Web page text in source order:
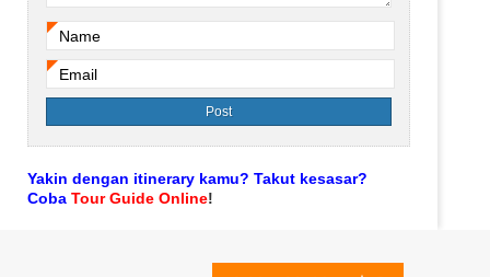
Name
Email
Yakin dengan itinerary kamu? Takut kesasar?
Coba Tour Guide Online!